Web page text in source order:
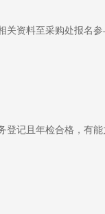
关资料至采购处报名参
记且年检合格，有